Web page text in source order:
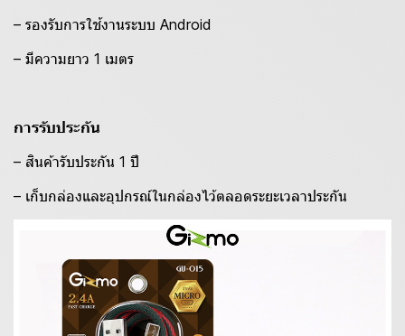
– รองรับการใช้งานระบบ Android
– มีความยาว 1 เมตร
การรับประกัน
– สินค้ารับประกัน 1 ปี
– เก็บกล่องและอุปกรณ์ในกล่องไว้ตลอดระยะเวลาประกัน